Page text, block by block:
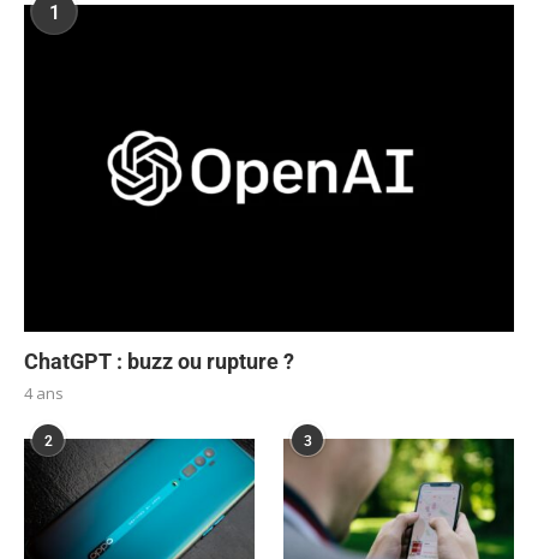
1
ChatGPT : buzz ou rupture ?
4 ans
2 3